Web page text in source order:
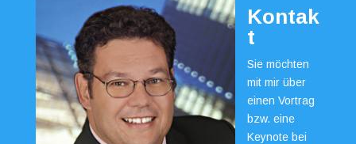
Kontak
t
Sie möchten
mit mir über
einen Vortrag
bzw. eine
Keynote bei